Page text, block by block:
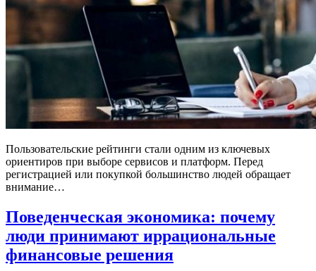
Пользовательские рейтинги стали одним из ключевых
ориентиров при выборе сервисов и платформ. Перед
регистрацией или покупкой большинство людей обращает
внимание…
Поведенческая экономика: почему
люди принимают иррациональные
финансовые решения